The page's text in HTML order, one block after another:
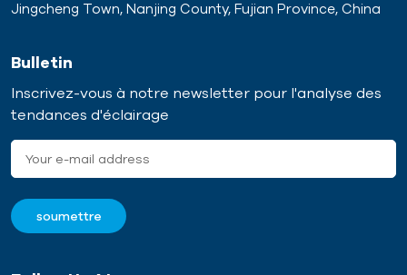
Jingcheng Town, Nanjing County, Fujian Province, China
Bulletin
Inscrivez-vous à notre newsletter pour l'analyse des
tendances d'éclairage